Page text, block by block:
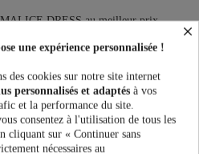
MALICE DRESS au meilleur prix.
Lolita, Kawaii et bien plus encore...
PRODUIT EST DISPONIBLE
×
une expérience personnalisée !
des cookies sur notre site internet
personnalisés et adaptés à vos
et la performance du site.
consentez à l'utilisation de tous les
cliquant sur « Continuer sans
nécessaires au